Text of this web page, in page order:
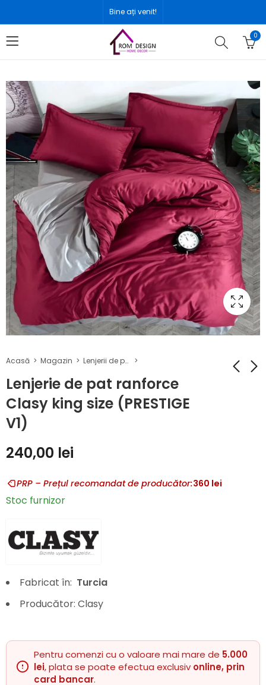
Bine ați venit!
0
Acasă Magazin Lenjerii de pat Ranforce 100% bumbac
Lenjerie de pat ranforce
Clasy king size (PRESTIGE
V1)
Lenjerie de pat
Lenjerie de pat
240,00 lei
PRP – Prețul recomandat de producător:360 lei
Stoc furnizor
Fabricat în: Turcia
Producător: Clasy
Pentru comenzi cu o valoare mai mare de 5.000
lei, plata se poate efectua exclusiv online, prin
card bancar.